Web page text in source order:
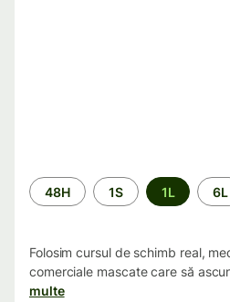
Perioada
48H 1S 1L 6L
Folosim cursul de schimb real,
comerciale mascate care să
multe